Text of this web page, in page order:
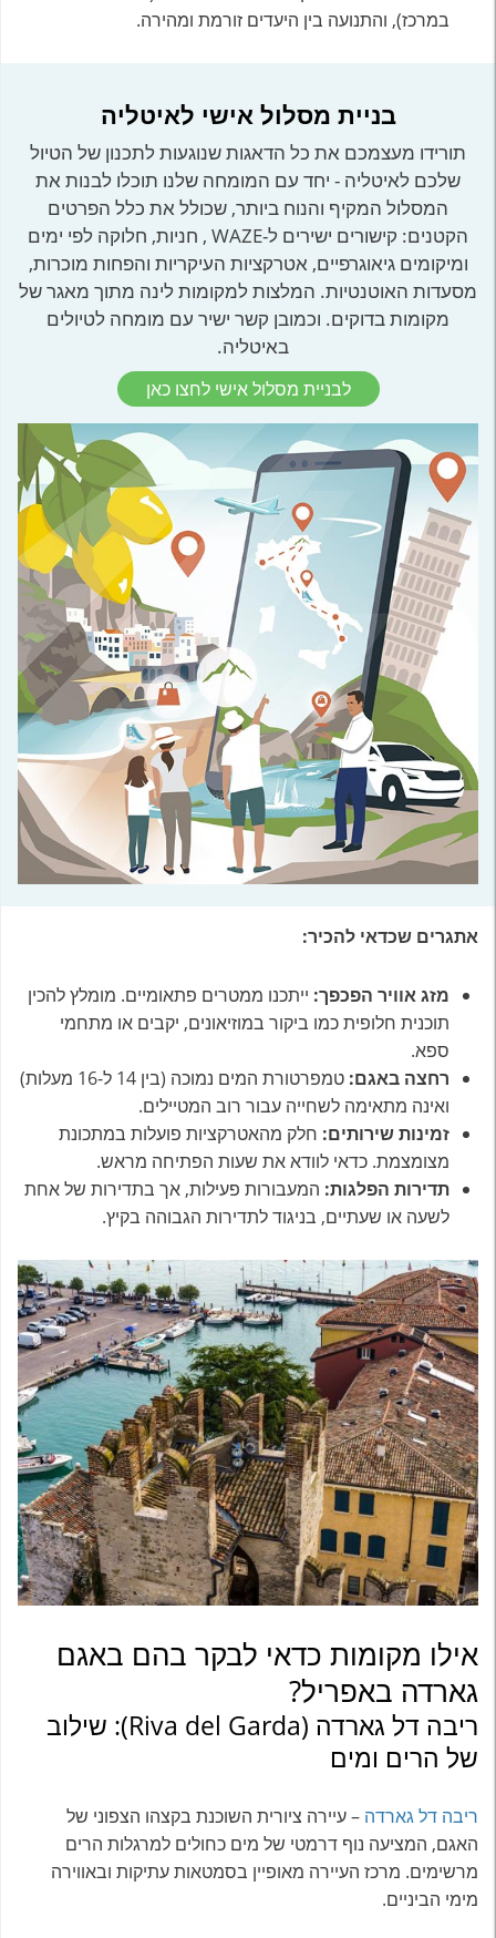
במרכז), והתנועה בין היעדים זורמת ומהירה.
בניית מסלול אישי לאיטליה
תורידו מעצמכם את כל הדאגות שנוגעות לתכנון של הטיול
שלכם לאיטליה - יחד עם המומחה שלנו תוכלו לבנות את
המסלול המקיף והנוח ביותר, שכולל את כלל הפרטים
הקטנים: קישורים ישירים ל-WAZE , חניות, חלוקה לפי ימים
ומיקומים גיאוגרפיים, אטרקציות העיקריות והפחות מוכרות,
מסעדות האוטנטיות. המלצות למקומות לינה מתוך מאגר של
מקומות בדוקים. וכמובן קשר ישיר עם מומחה לטיולים
באיטליה.
לבניית מסלול אישי לחצו כאן
אתגרים שכדאי להכיר:
מזג אוויר הפכפך: ייתכנו ממטרים פתאומיים. מומלץ להכין
תוכנית חלופית כמו ביקור במוזיאונים, יקבים או מתחמי
ספא.
רחצה באגם:
טמפרטורת המים נמוכה (בין 14 ל-16 מעלות)
ואינה מתאימה לשחייה עבור רוב המטיילים.
זמינות שירותים: חלק מהאטרקציות פועלות במתכונת
מצומצמת. כדאי לוודא את שעות הפתיחה מראש.
תדירות הפלגות: המעבורות פעילות, אך בתדירות של אחת
לשעה או שעתיים, בניגוד לתדירות הגבוהה בקיץ.
אילו מקומות כדאי לבקר בהם באגם
גארדה באפריל?
ריבה דל גארדה (Riva del Garda): שילוב
של הרים ומים
ריבה דל גארדה – עיירה ציורית השוכנת בקצהו הצפוני של
האגם, המציעה נוף דרמטי של מים כחולים למרגלות הרים
מרשימים. מרכז העיירה מאופיין בסמטאות עתיקות ובאווירה
מימי הביניים.